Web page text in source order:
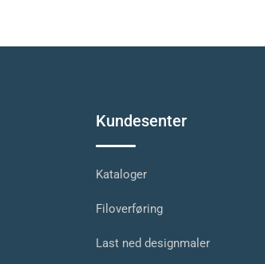
Kundesenter
Kataloger
Filoverføring
Last ned designmaler